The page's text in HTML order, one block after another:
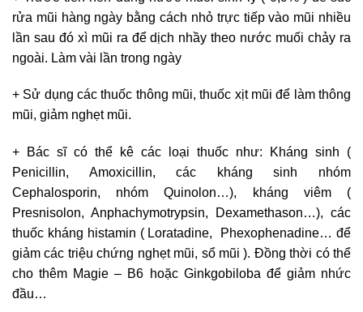
rửa mũi hàng ngày bằng cách nhỏ trực tiếp vào mũi nhiều
lần sau đó xì mũi ra để dịch nhầy theo nước muối chảy ra
ngoài. Làm vài lần trong ngày
+ Sử dụng các thuốc thông mũi, thuốc xịt mũi để làm thông
mũi, giảm nghẹt mũi.
+ Bác sĩ có thể kê các loại thuốc như: Kháng sinh (
Penicillin, Amoxicillin, các kháng sinh nhóm
Cephalosporin, nhóm Quinolon…), kháng viêm (
Presnisolon, Anphachymotrypsin, Dexamethason…), các
thuốc kháng histamin ( Loratadine, Phexophenadine… để
giảm các triệu chứng nghẹt mũi, sổ mũi ). Đồng thời có thể
cho thêm Magie – B6 hoặc Ginkgobiloba để giảm nhức
đầu…